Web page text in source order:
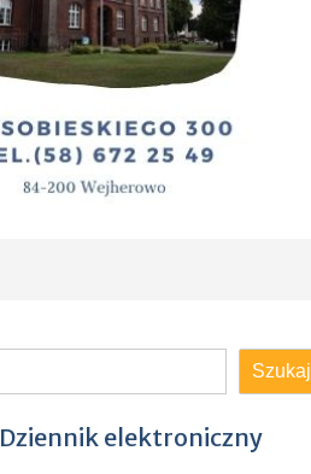
Szukaj
Dziennik elektroniczny